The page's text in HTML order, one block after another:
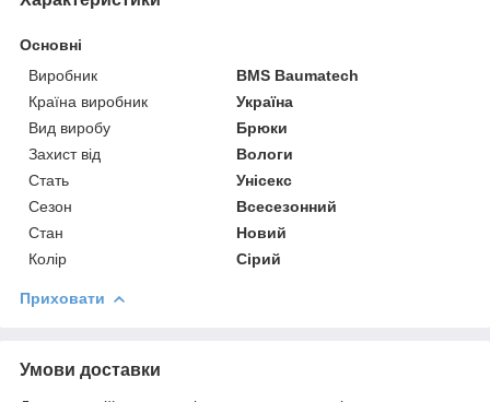
Основні
Виробник
BMS Baumatech
Країна виробник
Україна
Вид виробу
Брюки
Захист від
Вологи
Стать
Унісекс
Сезон
Всесезонний
Стан
Новий
Колір
Сірий
Приховати
Умови доставки